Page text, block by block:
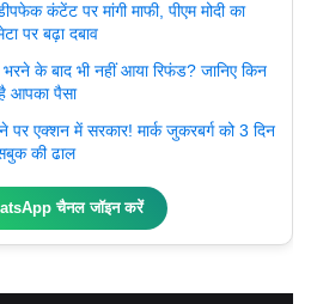
कंटेंट पर मांगी माफी, पीएम मोदी का
पर बढ़ा दबाव
के बाद भी नहीं आया रिफंड? जानिए किन
आपका पैसा
पर एक्शन में सरकार! मार्क जुकरबर्ग को 3 दिन
की ढाल
चैनल जॉइन करें